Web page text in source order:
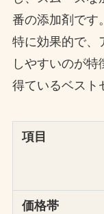
番の添加剤です
特に効果的で、
しやすいのが
得ているベスト
項目
価格帯